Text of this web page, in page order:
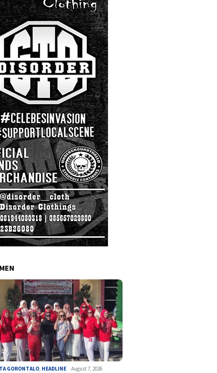
GORONTALO, HEADLINE August 7, 2026